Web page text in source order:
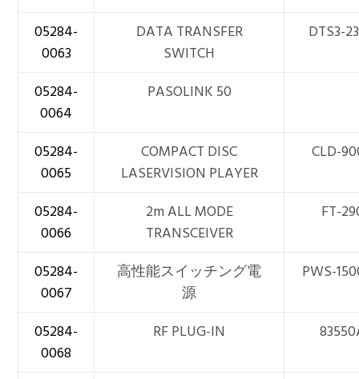
05284-
0063
DATA TRANSFER
SWITCH
DTS3-
05284-
0064
PASOLINK 50
05284-
0065
COMPACT DISC
LASERVISION PLAYER
CLD-
05284-
0066
2m ALL MODE
TRANSCEIVER
FT-
05284-
0067
高性能スイッチング電
源
PWS-
05284-
0068
RF PLUG-IN